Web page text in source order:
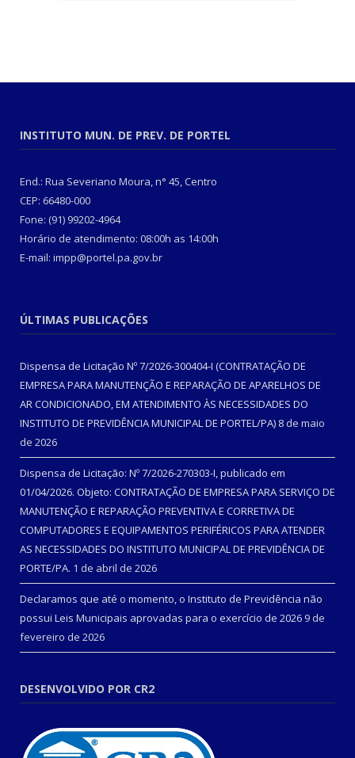
INSTITUTO MUN. DE PREV. DE PORTEL
End.: Rua Severiano Moura, n° 45, Centro
CEP: 66480-000
Fone: (91) 99202-4964
Horário de atendimento: 08:00h as 14:00h
E-mail: impp@portel.pa.gov.br
ÚLTIMAS PUBLICAÇÕES
Dispensa de Licitação Nº 7/2026-300404-I (CONTRATAÇÃO DE
EMPRESA PARA MANUTENÇÃO E REPARAÇÃO DE APARELHOS DE
AR CONDICIONADO, EM ATENDIMENTO ÀS NECESSIDADES DO
INSTITUTO DE PREVIDÊNCIA MUNICIPAL DE PORTEL/PA) 8 de maio
de 2026
Dispensa de Licitação: Nº 7/2026-270303-I, publicado em
01/04/2026. Objeto: CONTRATAÇÃO DE EMPRESA PARA SERVIÇO DE
MANUTENÇÃO E REPARAÇÃO PREVENTIVA E CORRETIVA DE
COMPUTADORES E EQUIPAMENTOS PERIFÉRICOS PARA ATENDER
AS NECESSIDADES DO INSTITUTO MUNICIPAL DE PREVIDÊNCIA DE
PORTE/PA. 1 de abril de 2026
Declaramos que até o momento, o Instituto de Previdência não
possui Leis Municipais aprovadas para o exercício de 2026 9 de
fevereiro de 2026
DESENVOLVIDO POR CR2